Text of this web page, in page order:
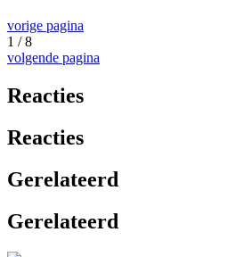
vorige pagina
1 / 8
volgende pagina
Reacties
Reacties
Gerelateerd
Gerelateerd